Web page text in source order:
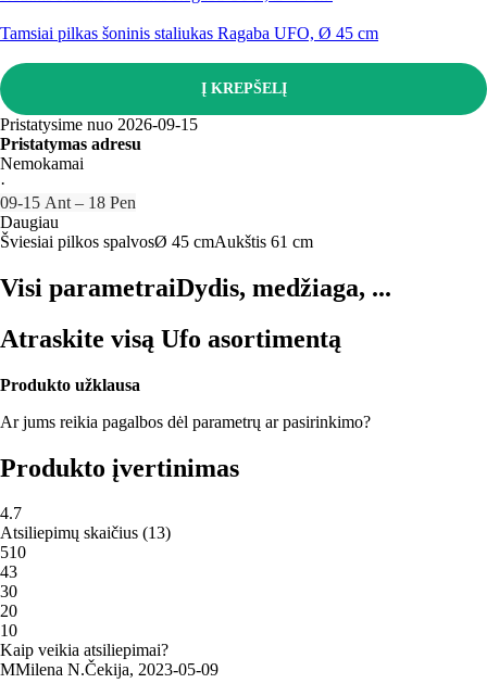
Tamsiai pilkas šoninis staliukas Ragaba UFO, Ø 45 cm
Į KREPŠELĮ
Pristatysime nuo 2026‑09‑15
Pristatymas adresu
Nemokamai
·
09‑15 Ant – 18 Pen
Daugiau
Šviesiai pilkos spalvosØ 45 cmAukštis 61 cm
Visi parametraiDydis, medžiaga, ...
Atraskite visą Ufo asortimentą
Produkto užklausa
Ar jums reikia pagalbos dėl parametrų ar pasirinkimo?
Produkto įvertinimas
4.7
Atsiliepimų skaičius (13)
510
43
30
20
10
Kaip veikia atsiliepimai?
MMilena N.Čekija, 2023‑05‑09